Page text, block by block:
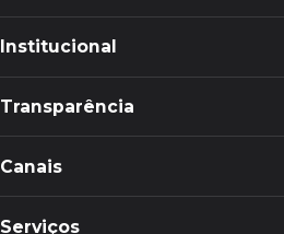
Institucional
Transparência
Canais
Serviços